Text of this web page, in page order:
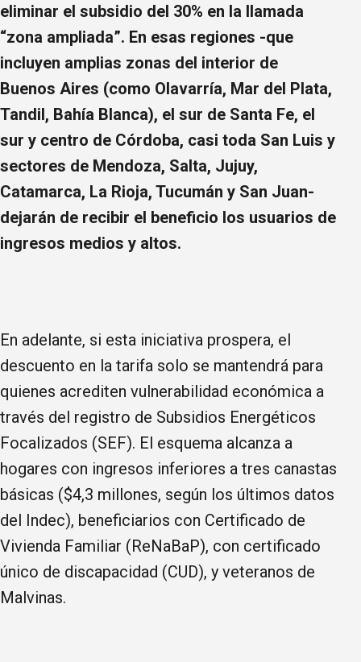
eliminar el subsidio del 30% en la llamada
“zona ampliada”. En esas regiones -que
incluyen amplias zonas del interior de
Buenos Aires (como Olavarría, Mar del Plata,
Tandil, Bahía Blanca), el sur de Santa Fe, el
sur y centro de Córdoba, casi toda San Luis y
sectores de Mendoza, Salta, Jujuy,
Catamarca, La Rioja, Tucumán y San Juan-
dejarán de recibir el beneficio los usuarios de
ingresos medios y altos.
En adelante, si esta iniciativa prospera, el
descuento en la tarifa solo se mantendrá para
quienes acrediten vulnerabilidad económica a
través del registro de Subsidios Energéticos
Focalizados (SEF). El esquema alcanza a
hogares con ingresos inferiores a tres canastas
básicas ($4,3 millones, según los últimos datos
del Indec), beneficiarios con Certificado de
Vivienda Familiar (ReNaBaP), con certificado
único de discapacidad (CUD), y veteranos de
Malvinas.